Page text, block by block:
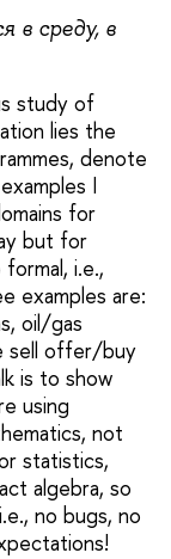
в среду, в
study of
lies the
denote
I
for
but for
i.e.,
examples are:
oil/gas
sell offer/buy
is to show
using
not
statistics,
algebra, so
no bugs, no